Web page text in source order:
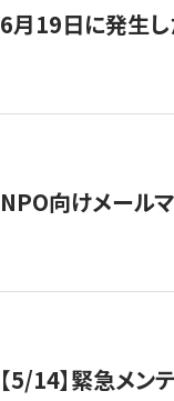
6月19日に発生し
NPO向けメール
【5/14】緊急メン